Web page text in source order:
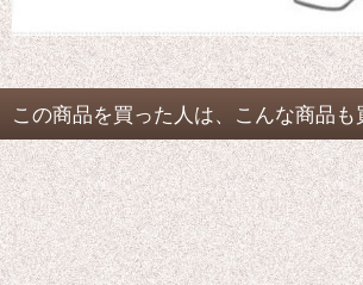
この商品を買った人は、こんな商品も